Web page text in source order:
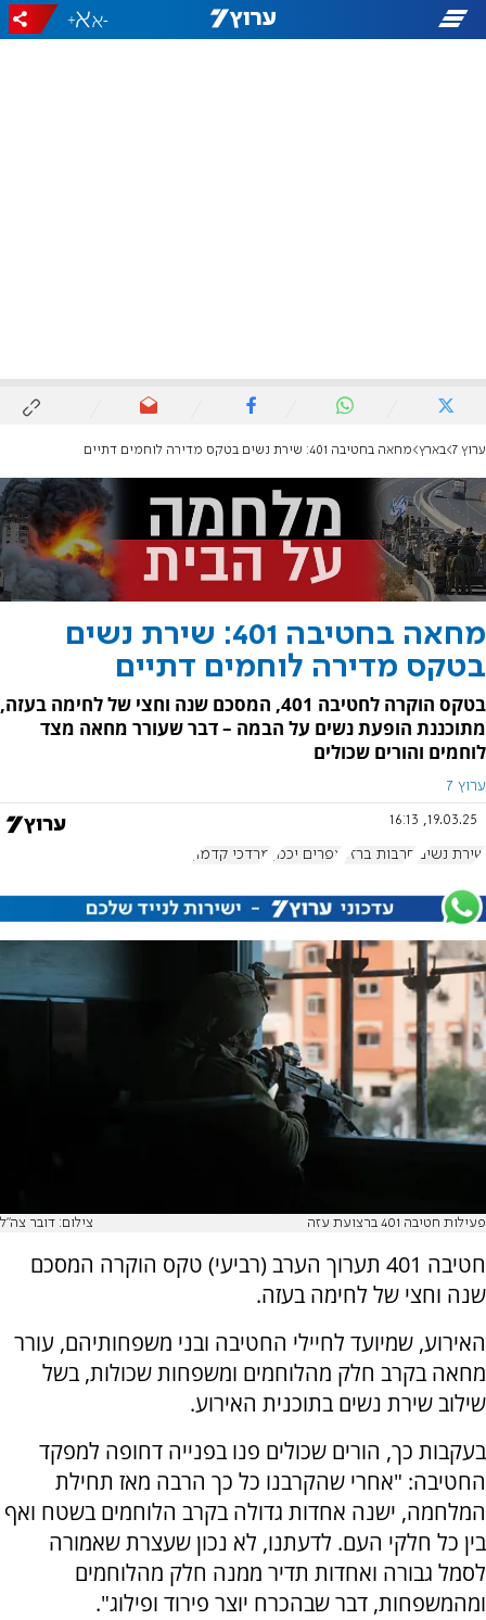
-
+
ערוץ 7 בארץ מחאה בחטיבה 401: שירת נשים בטקס מדירה לוחמים דתיים
מחאה בחטיבה 401: שירת נשים
בטקס מדירה לוחמים דתיים
בטקס הוקרה לחטיבה 401, המסכם שנה וחצי של לחימה בעזה,
מתוכננת הופעת נשים על הבמה – דבר שעורר מחאה מצד
לוחמים והורים שכולים
ערוץ 7
19.03.25, 16:13
שירת נשים חרבות ברזל אפרים יכמן מרדכי קדמון
פעילות חטיבה 401 ברצועת עזה צילום: דובר צה"ל
חטיבה 401 תערוך הערב (רביעי) טקס הוקרה המסכם
שנה וחצי של לחימה בעזה.
האירוע, שמיועד לחיילי החטיבה ובני משפחותיהם, עורר
מחאה בקרב חלק מהלוחמים ומשפחות שכולות, בשל
שילוב שירת נשים בתוכנית האירוע.
בעקבות כך, הורים שכולים פנו בפנייה דחופה למפקד
החטיבה: "אחרי שהקרבנו כל כך הרבה מאז תחילת
המלחמה, ישנה אחדות גדולה בקרב הלוחמים בשטח ואף
בין כל חלקי העם. לדעתנו, לא נכון שעצרת שאמורה
לסמל גבורה ואחדות תדיר ממנה חלק מהלוחמים
ומהמשפחות, דבר שבהכרח יוצר פירוד ופילוג".